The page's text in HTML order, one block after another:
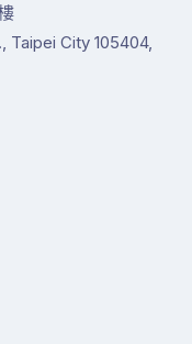
Taipei City 105404,